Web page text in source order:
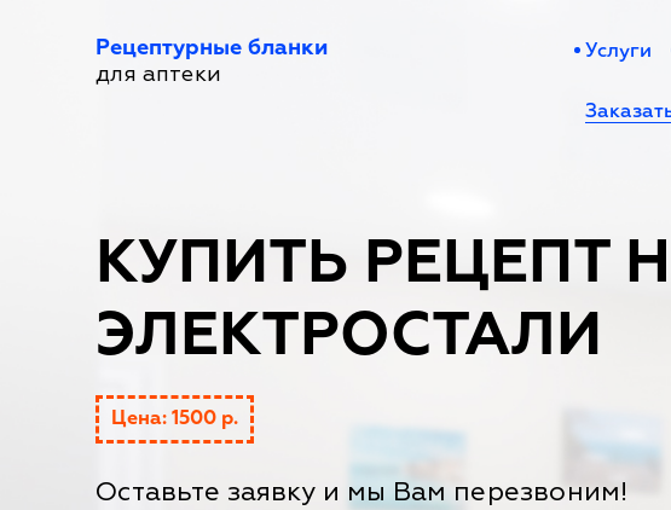
Рецептурные бланки
для аптеки
Услуги
КУПИТЬ РЕЦЕПТ
ЭЛЕКТРОСТАЛИ
Цена: 1500 р.
Оставьте заявку и мы Вам перезвоним!